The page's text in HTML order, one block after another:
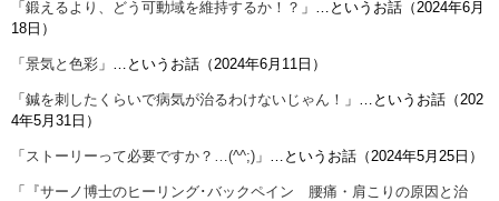
「 鍛えるより、どう可動域を維持するか！？ 」…というお話（2024年6月
18日）
「 景気と色彩 」…というお話（2024年6月11日）
「 鍼を刺したくらいで病気が治るわけないじゃん！ 」…というお話（202
4年5月31日）
「 ストーリーって必要ですか？…(^^;) 」…というお話（2024年5月25日）
「
『サーノ博士のヒーリング･バックペイン 腰痛・肩こりの原因と治